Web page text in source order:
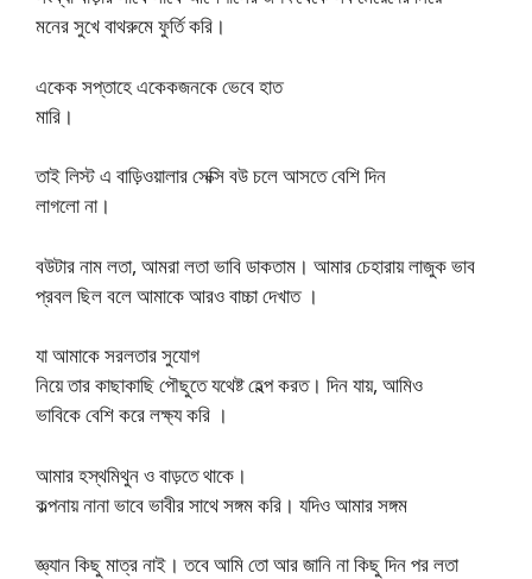
মনের সুখে বাথরুমে ফুর্তি করি।
একেক সপ্তাহে একেকজনকে ভেবে হাত
মারি।
তাই লিস্ট এ বাড়িওয়ালার সেক্সি বউ চলে আসতে বেশি দিন
লাগলো না।
বউটার নাম লতা, আমরা লতা ভাবি ডাকতাম। আমার চেহারায় লাজুক ভাব
প্রবল ছিল বলে আমাকে আরও বাচ্চা দেখাত ।
যা আমাকে সরলতার সুযোগ
নিয়ে তার কাছাকাছি পৌছুতে যথেষ্ট হেল্প করত। দিন যায়, আমিও
ভাবিকে বেশি করে লক্ষ্য করি ।
আমার হস্থমিথুন ও বাড়তে থাকে।
কল্পনায় নানা ভাবে ভাবীর সাথে সঙ্গম করি। যদিও আমার সঙ্গম
জ্ঞ্যান কিছু মাত্র নাই। তবে আমি তো আর জানি না কিছু দিন পর লতা